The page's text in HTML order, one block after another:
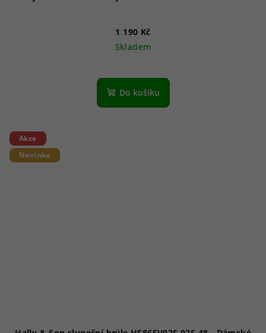
1 190 Kč
Skladem
Do košíku
Akce
Novinka